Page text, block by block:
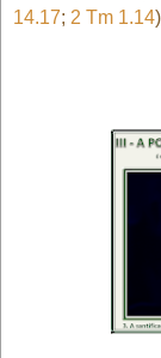
14.17; 2 Tm 1.14